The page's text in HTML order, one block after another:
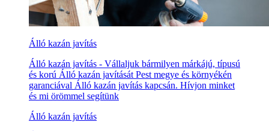
Álló kazán javítás
Álló kazán javítás - Vállaljuk bármilyen márkájú, típusú
és korú Álló kazán javítását Pest megye és környékén
garanciával Álló kazán javítás kapcsán. Hívjon minket
és mi örömmel segítünk
Álló kazán javítás